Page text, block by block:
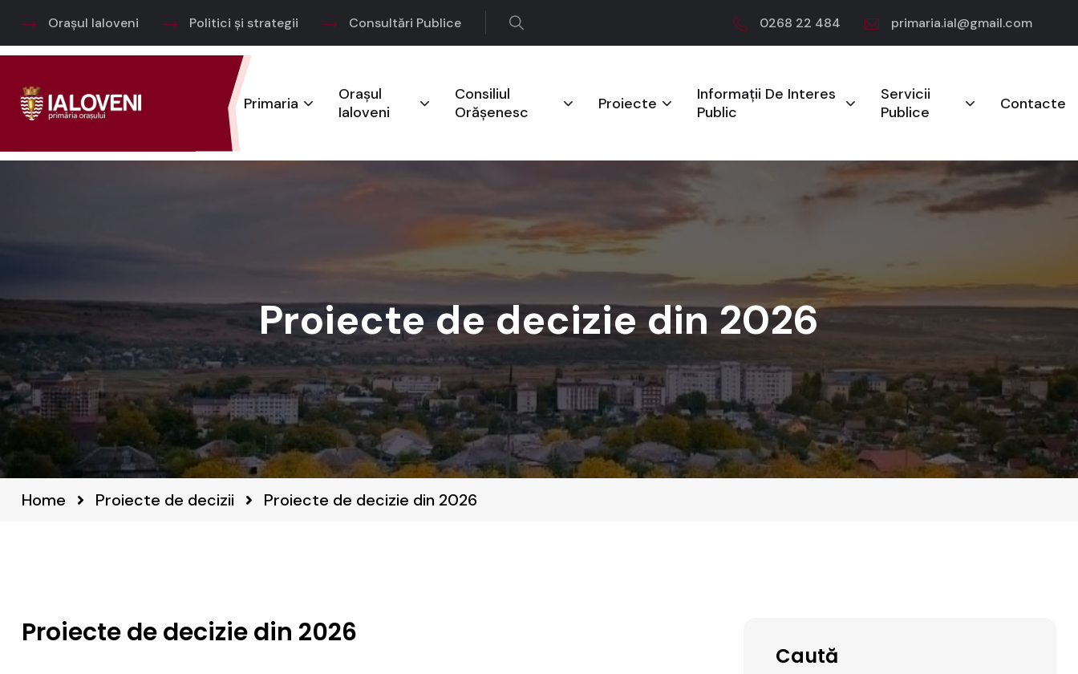
Orașul Ialoveni Politici și strategii Consultări Publice 0268 22 484 primaria.ial@gmail.com
Primaria
Orașul
Ialoveni
Consiliul
Orășenesc
Proiecte
Informații De Interes
Public
Servicii
Publice
Contacte
Proiecte de decizie din 2026
Home Proiecte de decizii Proiecte de decizie din 2026
Proiecte de decizie din 2026
Caută